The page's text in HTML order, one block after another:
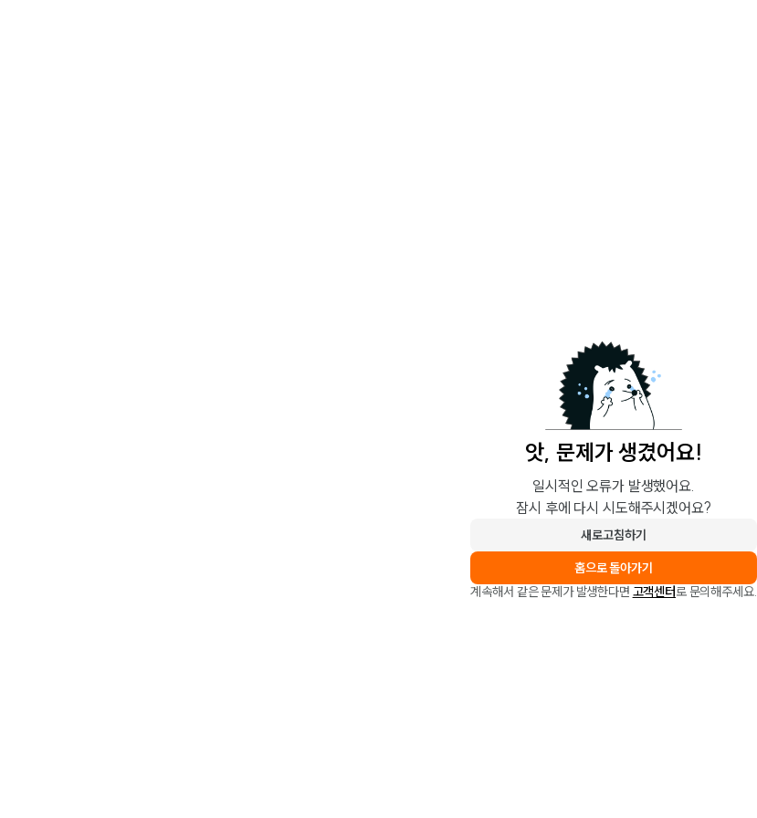
앗, 문제가 생겼어요!
일시적인 오류가 발생했어요.
잠시 후에 다시 시도해주시겠어요?
새로고침하기
홈으로 돌아가기
계속해서 같은 문제가 발생한다면 고객센터로 문의해주세요.